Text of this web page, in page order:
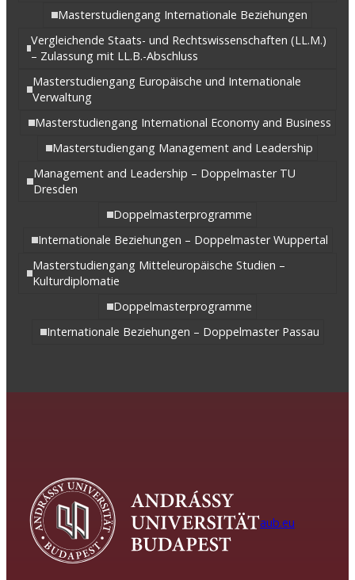
Masterstudiengang Internationale Beziehungen
Vergleichende Staats- und Rechtswissenschaften (LL.M.)
– Zulassung mit LL.B.-Abschluss
Masterstudiengang Europäische und Internationale
Verwaltung
Masterstudiengang International Economy and Business
Masterstudiengang Management and Leadership
Management and Leadership – Doppelmaster TU
Dresden
Doppelmasterprogramme
Internationale Beziehungen – Doppelmaster Wuppertal
Masterstudiengang Mitteleuropäische Studien –
Kulturdiplomatie
Doppelmasterprogramme
Internationale Beziehungen – Doppelmaster Passau
aub.eu